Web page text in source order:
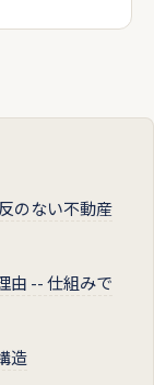
のない不動産
由 -- 仕組みで
造